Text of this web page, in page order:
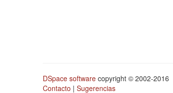
DSpace software copyright © 2002-2016
Contacto | Sugerencias